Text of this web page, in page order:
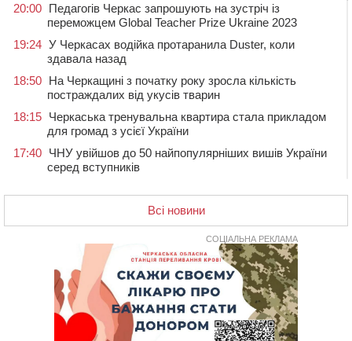
20:00 Педагогів Черкас запрошують на зустріч із
переможцем Global Teacher Prize Ukraine 2023
19:24 У Черкасах водійка протаранила Duster, коли
здавала назад
18:50 На Черкащині з початку року зросла кількість
постраждалих від укусів тварин
18:15 Черкаська тренувальна квартира стала прикладом
для громад з усієї України
17:40 ЧНУ увійшов до 50 найпопулярніших вишів України
серед вступників
контейнерний майданчик
16:32
Без розтину грудної клітки: у Черкасах 75-річній
пацієнтці замінили аортальний клапан
У Черкаському онкоцентрі встановили сонячну
електростанцію за понад пів мільйона гривень
У Київській області прощаються з полеглим на
фронті жителем Монастирищини
Всі новини
СОЦІАЛЬНА РЕКЛАМА